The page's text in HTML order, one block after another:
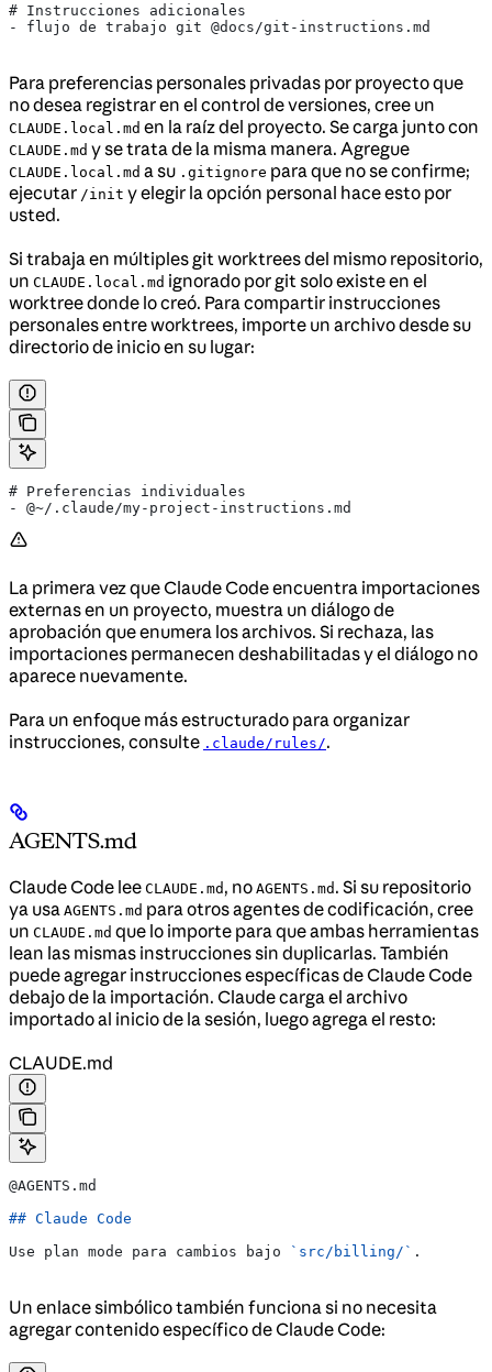
# Instrucciones adicionales
- flujo de trabajo git @docs/git-instructions.md
Para preferencias personales privadas por proyecto que
no desea registrar en el control de versiones, cree un
CLAUDE.local.md en la raíz del proyecto. Se carga junto con
CLAUDE.md y se trata de la misma manera. Agregue
CLAUDE.local.md a su .gitignore para que no se confirme;
ejecutar /init y elegir la opción personal hace esto por
usted.
Si trabaja en múltiples git worktrees del mismo repositorio,
un CLAUDE.local.md ignorado por git solo existe en el
worktree donde lo creó. Para compartir instrucciones
personales entre worktrees, importe un archivo desde su
directorio de inicio en su lugar:
# Preferencias individuales
- @~/.claude/my-project-instructions.md
La primera vez que Claude Code encuentra importaciones
externas en un proyecto, muestra un diálogo de
aprobación que enumera los archivos. Si rechaza, las
importaciones permanecen deshabilitadas y el diálogo no
aparece nuevamente.
Para un enfoque más estructurado para organizar
instrucciones, consulte .claude/rules/.
AGENTS.md
Claude Code lee CLAUDE.md , no AGENTS.md . Si su repositorio
ya usa AGENTS.md para otros agentes de codificación, cree
un CLAUDE.md que lo importe para que ambas herramientas
lean las mismas instrucciones sin duplicarlas. También
puede agregar instrucciones específicas de Claude Code
debajo de la importación. Claude carga el archivo
importado al inicio de la sesión, luego agrega el resto:
CLAUDE.md
@AGENTS.md
## Claude Code
Use plan mode para cambios bajo
`src/billing/` .
Un enlace simbólico también funciona si no necesita
agregar contenido específico de Claude Code: